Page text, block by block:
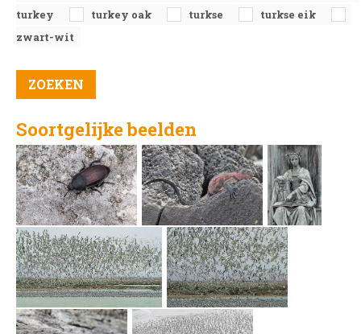
turkey
turkey oak turkse
turkse eik
zwart-wit
Soortgelijke beelden